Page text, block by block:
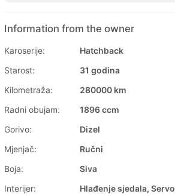
Information from the owner
Karoserije:
Hatchback
Starost:
31 godina
Kilometraža:
280000 km
Radni obujam:
1896 ccm
Gorivo:
Dizel
Mjenjač:
Ručni
Boja:
Siva
Interijer:
Hlađenje sjedala, Servo